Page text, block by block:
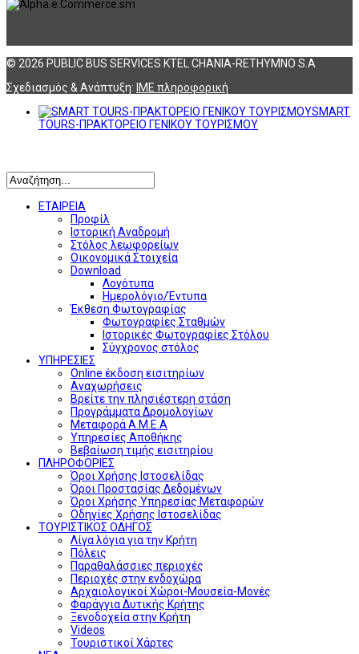
© 2026 PUBLIC BUS SERVICES KTEL CHANIA-RETHYMNO S.A
Σχεδιασμός & Ανάπτυξη: ΙΜΕ πληροφορική
SMART
TOURS-ΠΡΑΚΤΟΡΕΙΟ ΓΕΝΙΚΟΥ ΤΟΥΡΙΣΜΟΥ
ΕΤΑΙΡΕΙΑ
Προφίλ
Ιστορική Αναδρομή
Στόλος λεωφορείων
Οικονομικά Στοιχεία
Download
Λογότυπα
Ημερολόγιο/Έντυπα
Έκθεση Φωτογραφίας
Φωτογραφίες Σταθμών
Ιστορικές Φωτογραφίες Στόλου
Σύγχρονος στόλος
ΥΠΗΡΕΣΙΕΣ
Online έκδοση εισιτηρίων
Αναχωρήσεις
Βρείτε την πλησιέστερη στάση
Προγράμματα Δρομολογίων
Μεταφορά Α.Μ.Ε.Α
Υπηρεσίες Αποθήκης
Βεβαίωση τιμής εισιτηρίου
ΠΛΗΡΟΦΟΡΙΕΣ
Όροι Χρήσης Ιστοσελίδας
Όροι Προστασίας Δεδομένων
Όροι Χρήσης Υπηρεσίας Μεταφορών
Οδηγίες Χρήσης Ιστοσελίδας
ΤΟΥΡΙΣΤΙΚΟΣ ΟΔΗΓΟΣ
Λίγα λόγια για την Κρήτη
Πόλεις
Παραθαλάσσιες περιοχές
Περιοχές στην ενδοχώρα
Αρχαιολογικοί Χώροι-Μουσεία-Μονές
Φαράγγια Δυτικής Κρήτης
Ξενοδοχεία στην Κρήτη
Videos
Τουριστικοί Χάρτες